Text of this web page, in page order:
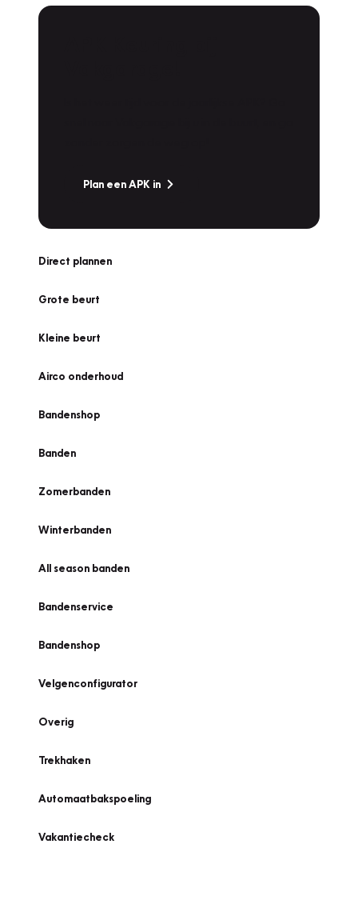
Plan een APK in
Direct plannen
Grote beurt
Kleine beurt
Airco onderhoud
Bandenshop
Banden
Zomerbanden
Winterbanden
All season banden
Bandenservice
Bandenshop
Velgenconfigurator
Overig
Trekhaken
Automaatbakspoeling
Vakantiecheck